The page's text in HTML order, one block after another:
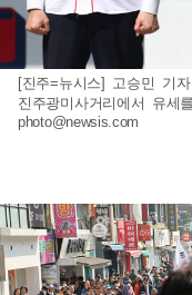
[진주=뉴시스] 고승민 기
진주광미사거리에서 유세
photo@newsis.com